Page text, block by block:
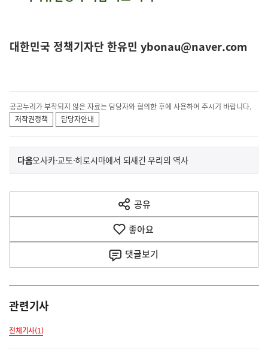
대한민국 정책기자단 한유민 ybonau@naver.com
공공누리가 부착되지 않은 자료는 담당자와 협의한 후에 사용하여 주시기 바랍니다.
저작권정책
담당자안내
이
전
다
음
다음기
오사카·교토·히로시마에서 되새긴 우리의 역사
공유
열
기
좋아요
댓글보기
관련기사
전체기사(1)